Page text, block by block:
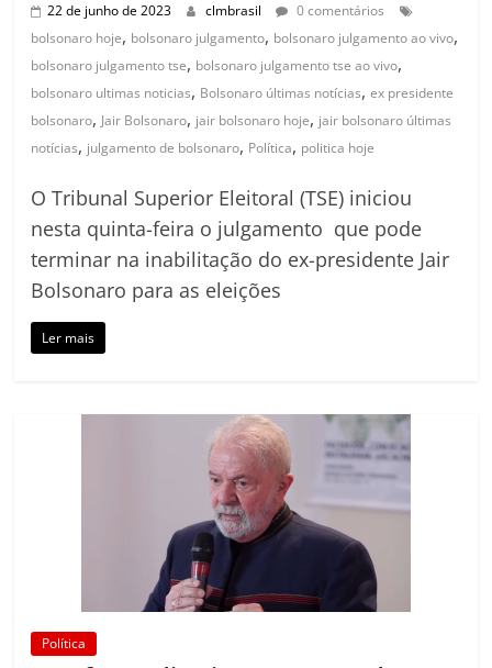
22 de junho de 2023 clmbrasil
0 comentários
bolsonaro hoje, bolsonaro julgamento, bolsonaro julgamento ao vivo,
bolsonaro julgamento tse, bolsonaro julgamento tse ao vivo,
bolsonaro ultimas noticias, Bolsonaro últimas notícias,ex presidente
bolsonaro, Jair Bolsonaro, jair bolsonaro hoje, jair bolsonaro últimas
notícias, julgamento de bolsonaro, Política, politica hoje
O Tribunal Superior Eleitoral (TSE) iniciou
nesta quinta-feira o julgamento que pode
terminar na inabilitação do ex-presidente Jair
Bolsonaro para as eleições
Ler mais
Política